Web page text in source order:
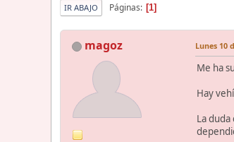
IR ABAJO Páginas 1
magoz Lunes 10
Me ha
Hay
La